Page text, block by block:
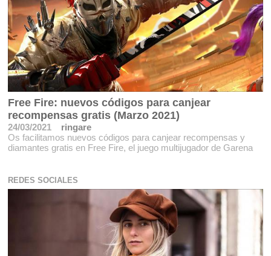
Free Fire: nuevos códigos para canjear
recompensas gratis (Marzo 2021)
24/03/2021
ringare
Os facilitamos nuevos códigos para canjear recompensas y
diamantes gratis en Free Fire, el juego multijugador de Garena
REDES SOCIALES